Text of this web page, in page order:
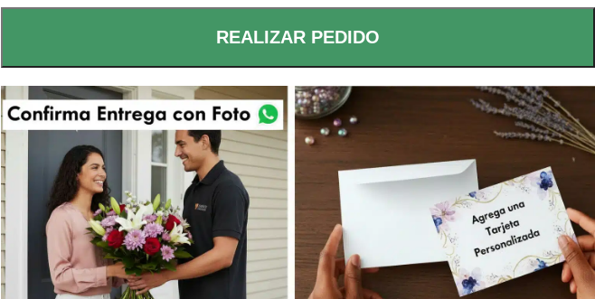
REALIZAR PEDIDO